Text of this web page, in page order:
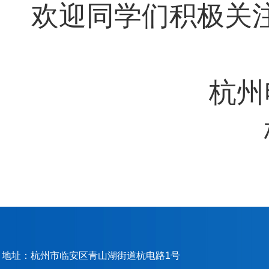
欢迎同学们积极关
杭
地址：杭州市临安区青山湖街道杭电路1号